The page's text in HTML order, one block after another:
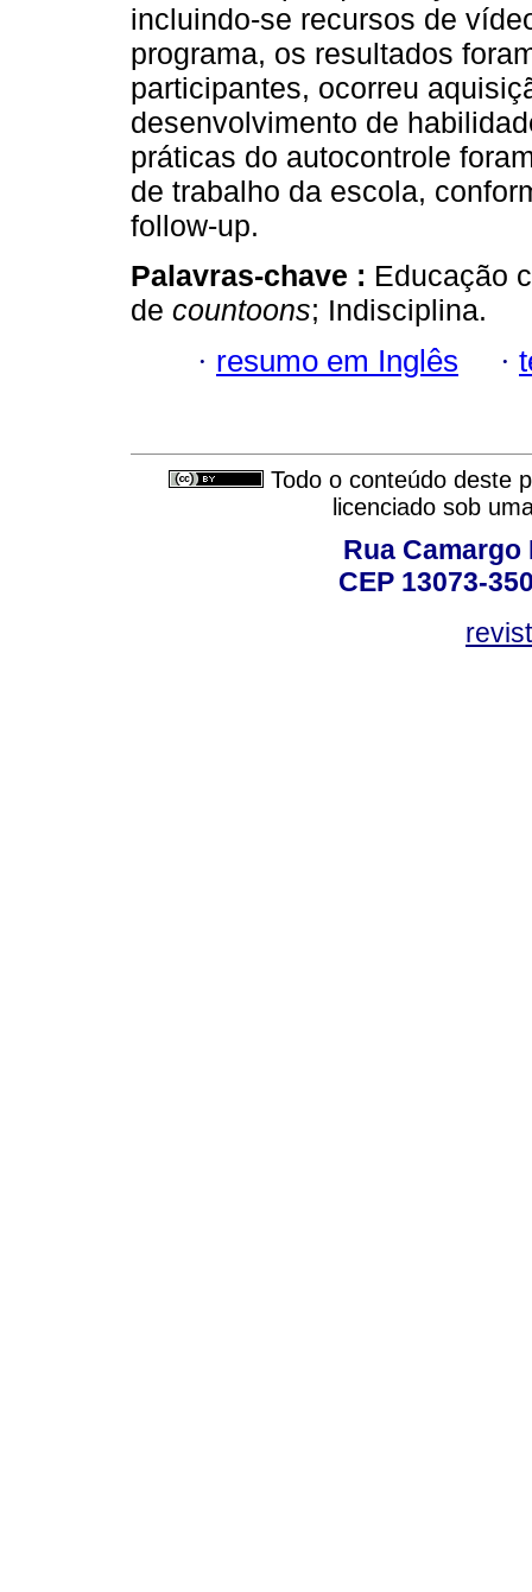
incluindo-se recursos de
programa, os resultados
participantes, ocorreu
desenvolvimento de
práticas do autocontrole
de trabalho da escola,
follow-up.
Palavras-chave : Educação
de countoons; Indisciplina.
· resumo em Inglês ·
Todo o conteúdo deste
licenciado sob
Rua Camargo
CEP 13073-